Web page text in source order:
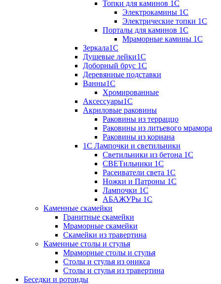
Топки для каминов 1C
Электрокамины 1С
Электрические топки 1C
Порталы для каминов 1С
Мраморные камины 1C
Зеркала1С
Душевые лейки1С
Доборный брус 1С
Деревянные подставки
Ванны1С
Хромированные
Аксессуары1С
Акриловые раковины
Раковины из терраццо
Раковины из литьевого мрамора
Раковины из кориана
1С Лампочки и светильники
Светильники из бетона 1С
СВЕТильники 1С
Расеиватели света 1С
Ножки и Патроны 1С
Лампочки 1С
АБАЖУРы 1С
Каменные скамейки
Гранитные скамейки
Мраморные скамейки
Скамейки из травертина
Каменные столы и стулья
Мраморные столы и стулья
Столы и стулья из оникса
Столы и стулья из травертина
Беседки и ротонды